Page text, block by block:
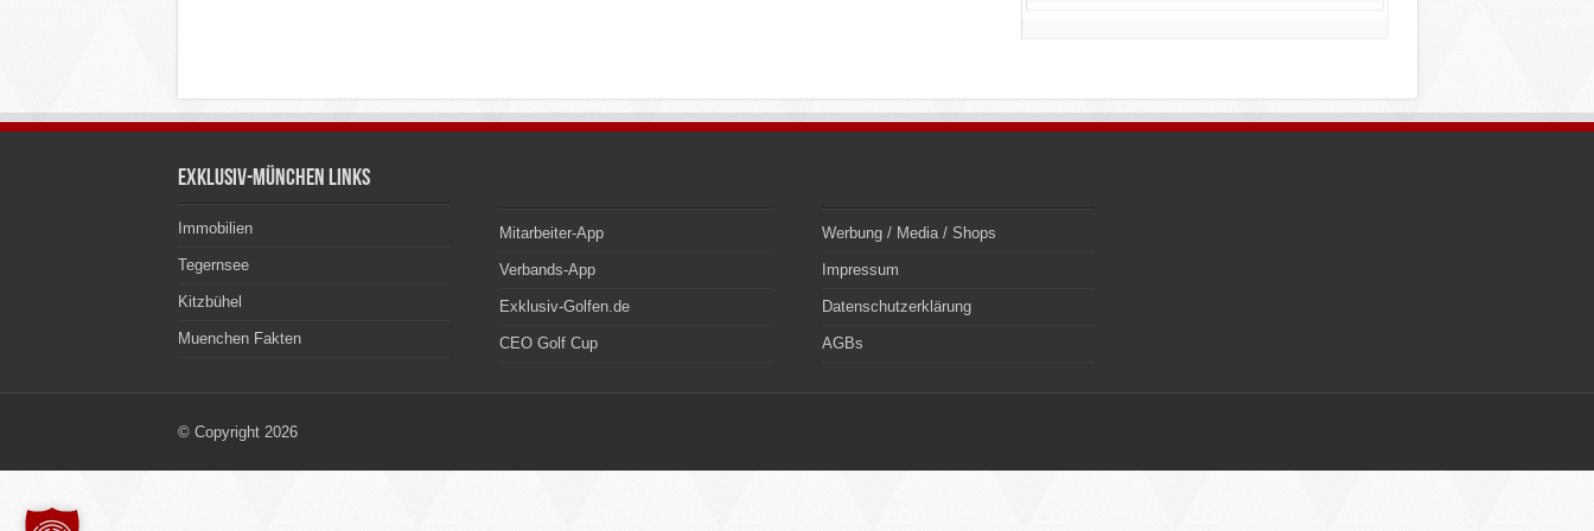
Exklusiv-München Links
Immobilien
Tegernsee
Kitzbühel
Muenchen Fakten
Mitarbeiter-App
Verbands-App
Exklusiv-Golfen.de
CEO Golf Cup
Werbung / Media / Shops
Impressum
Datenschutzerklärung
AGBs
© Copyright 2026